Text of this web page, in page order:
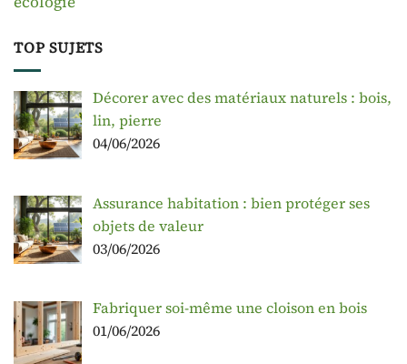
TOP SUJETS
Décorer avec des matériaux naturels : bois,
lin, pierre
04/06/2026
Assurance habitation : bien protéger ses
objets de valeur
03/06/2026
Fabriquer soi-même une cloison en bois
01/06/2026